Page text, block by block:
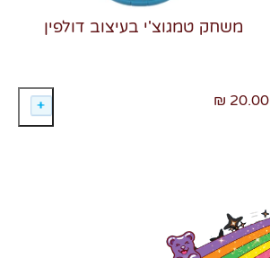
משחק טמגוצ'י בעיצוב דולפין
20.00 ₪